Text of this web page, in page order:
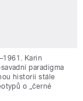
Karin
paradigma
historii stále
o „černé